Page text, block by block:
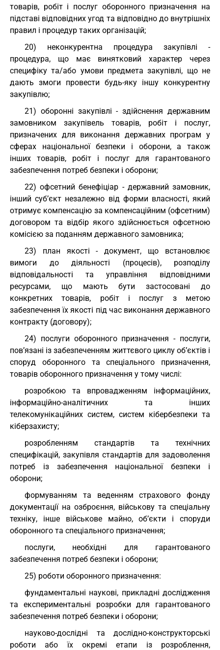
товарів, робіт і послуг оборонного призначення на
підставі відповідних угод та відповідно до внутрішніх
правил і процедур таких організацій;
20) неконкурентна процедура закупівлі -
процедура, що має винятковий характер через
специфіку та/або умови предмета закупівлі, що не
дають змоги провести будь-яку іншу конкурентну
закупівлю;
21) оборонні закупівлі - здійснення державним
замовником закупівель товарів, робіт і послуг,
призначених для виконання державних програм у
сферах національної безпеки і оборони, а також
інших товарів, робіт і послуг для гарантованого
забезпечення потреб безпеки і оборони;
22) офсетний бенефіціар - державний замовник,
інший суб’єкт незалежно від форми власності, який
отримує компенсацію за компенсаційним (офсетним)
договором та відбір якого здійснюється офсетною
комісією за поданням державного замовника;
23) план якості - документ, що встановлює
вимоги до діяльності (процесів), розподілу
відповідальності та управління відповідними
ресурсами, що мають бути застосовані до
конкретних товарів, робіт і послуг з метою
забезпечення їх якості під час виконання державного
контракту (договору);
24) послуги оборонного призначення - послуги,
пов’язані із забезпеченням життєвого циклу об’єктів і
споруд оборонного та спеціального призначення,
товарів оборонного призначення у тому числі:
розробкою та впровадженням інформаційних,
інформаційно-аналітичних та інших
телекомунікаційних систем, систем кібербезпеки та
кіберзахисту;
розробленням стандартів та технічних
специфікацій, закупівля стандартів для задоволення
потреб із забезпечення національної безпеки і
оборони;
формуванням та веденням страхового фонду
документації на озброєння, військову та спеціальну
техніку, інше військове майно, об’єкти і споруди
оборонного та спеціального призначення;
послуги, необхідні для гарантованого
забезпечення потреб безпеки і оборони;
25) роботи оборонного призначення:
фундаментальні наукові, прикладні дослідження
та експериментальні розробки для гарантованого
забезпечення потреб безпеки і оборони;
науково-дослідні та дослідно-конструкторські
роботи або їх окремі етапи із розроблення,